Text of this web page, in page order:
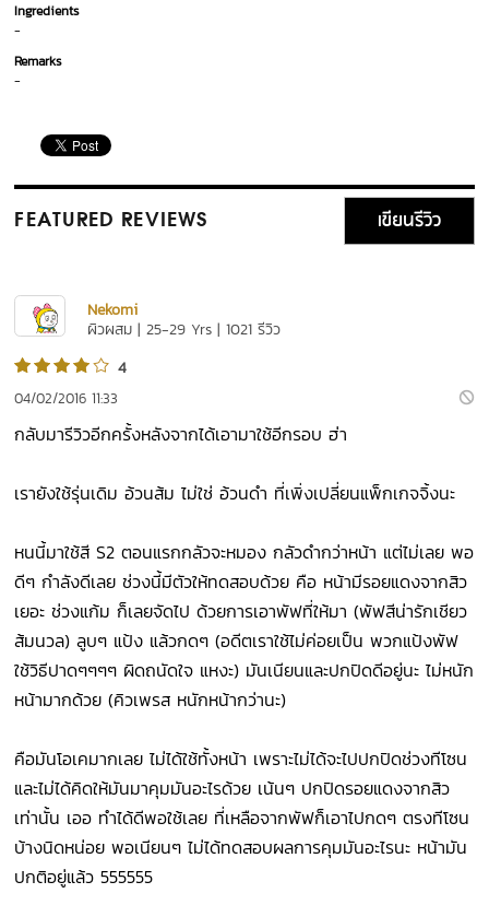
Ingredients
-
Remarks
-
FEATURED REVIEWS เขียนรีวิว
Nekomi
ผิวผสม | 25-29 Yrs | 1021 รีวิว
4
04/02/2016 11:33
กลับมารีวิวอีกครั้งหลังจากได้เอามาใช้อีกรอบ ฮ่า
เรายังใช้รุ่นเดิม อ้วนส้ม ไม่ใช่ อ้วนดำ ที่เพิ่งเปลี่ยนแพ็กเกจจิ้งนะ
หนนี้มาใช้สี S2 ตอนแรกกลัวจะหมอง กลัวดำกว่าหน้า แต่ไม่เลย พอ
ดีๆ กำลังดีเลย ช่วงนี้มีตัวให้ทดสอบด้วย คือ หน้ามีรอยแดงจากสิว
เยอะ ช่วงแก้ม ก็เลยจัดไป ด้วยการเอาพัฟที่ให้มา (พัฟสีน่ารักเชียว
ส้มนวล) ลูบๆ แป้ง แล้วกดๆ (อดีตเราใช้ไม่ค่อยเป็น พวกแป้งพัฟ
ใช้วิธีปาดๆๆๆๆ ผิดถนัดใจ แหงะ) มันเนียนและปกปิดดีอยู่นะ ไม่หนัก
หน้ามากด้วย (คิวเพรส หนักหน้ากว่านะ)
คือมันโอเคมากเลย ไม่ได้ใช้ทั้งหน้า เพราะไม่ได้จะไปปกปิดช่วงทีโซน
และไม่ได้คิดให้มันมาคุมมันอะไรด้วย เน้นๆ ปกปิดรอยแดงจากสิว
เท่านั้น เออ ทำได้ดีพอใช้เลย ที่เหลือจากพัฟก็เอาไปกดๆ ตรงทีโซน
บ้างนิดหน่อย พอเนียนๆ ไม่ได้ทดสอบผลการคุมมันอะไรนะ หน้ามัน
ปกติอยู่แล้ว 555555